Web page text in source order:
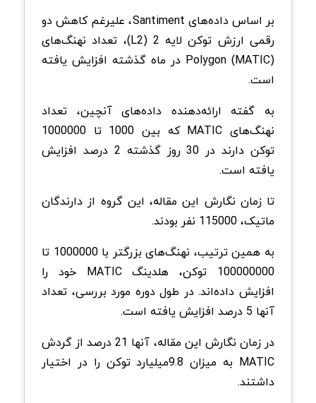
بر اساس داده‌های Santiment، علیرغم کاهش دو
رقمی ارزش توکن لایه 2 (L2)، تعداد نهنگ‌های
Polygon (MATIC) در ماه گذشته افزایش یافته
است.
به گفته ارائه‌دهنده داده‌های آنچین، تعداد
نهنگ‌های MATIC که بین 1000 تا 1000000
توکن دارند در 30 روز گذشته 2 درصد افزایش
یافته است.
تا زمان نگارش این مقاله، این گروه از دارندگان
ماتیک، 115000 نفر بودند.
به همین ترتیب، نهنگ‌های بزرگتر با 1000000 تا
100000000 توکن، هلدینگ MATIC خود را
افزایش داده‌اند. در طول دوره مورد بررسی، تعداد
آنها 5 درصد افزایش یافته است.
در زمان نگارش این مقاله، آنها 21 درصد از گردش
MATIC به میزان 9.8‌میلیارد توکن را در اختیار
داشتند.